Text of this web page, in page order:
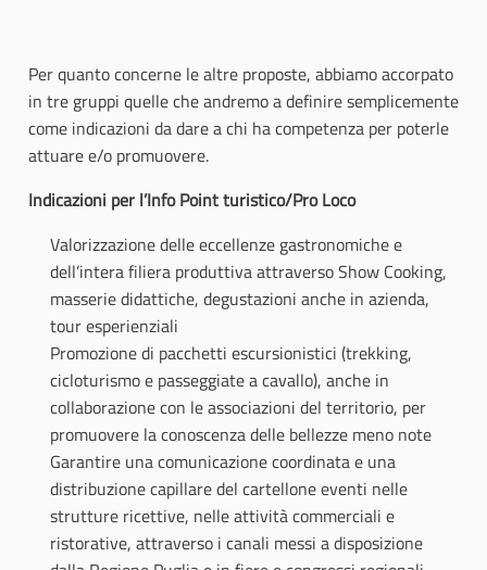
Per quanto concerne le altre proposte, abbiamo accorpato
in tre gruppi quelle che andremo a definire semplicemente
come indicazioni da dare a chi ha competenza per poterle
attuare e/o promuovere.
Indicazioni per l’Info Point turistico/Pro Loco
Valorizzazione delle eccellenze gastronomiche e
dell’intera filiera produttiva attraverso Show Cooking,
masserie didattiche, degustazioni anche in azienda,
tour esperienziali
Promozione di pacchetti escursionistici (trekking,
cicloturismo e passeggiate a cavallo), anche in
collaborazione con le associazioni del territorio, per
promuovere la conoscenza delle bellezze meno note
Garantire una comunicazione coordinata e una
distribuzione capillare del cartellone eventi nelle
strutture ricettive, nelle attività commerciali e
ristorative, attraverso i canali messi a disposizione